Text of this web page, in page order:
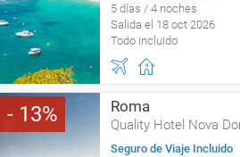
5 días / 4 noches
Salida el 18 oct 2026
Todo incluido
13 Roma
Quality Hotel Nova
Seguro de Viaje Incluido